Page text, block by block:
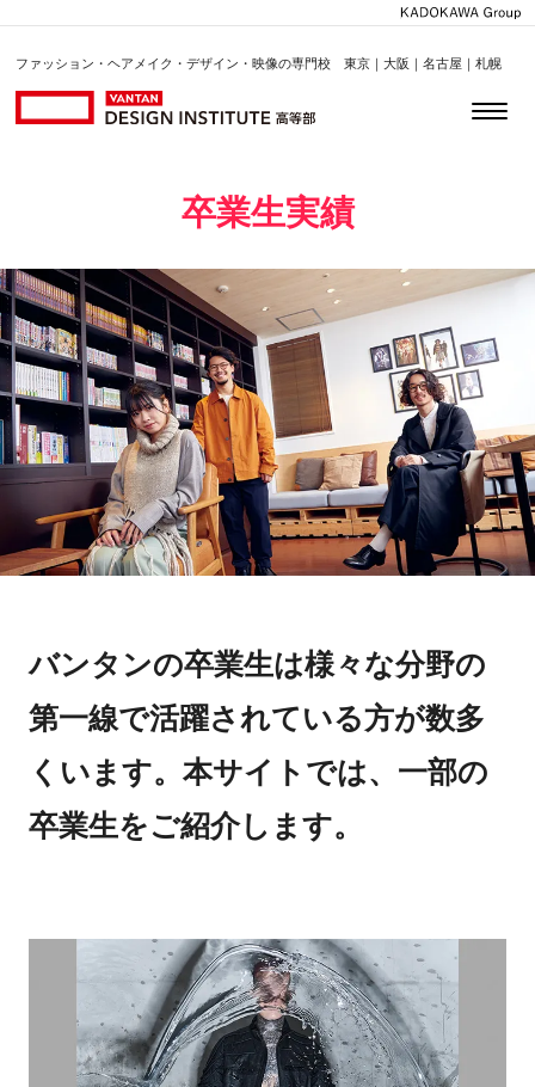
ファッション・ヘアメイク・デザイン・映像の専門校 東京｜大阪｜名古屋｜札幌
卒業生実績
バンタンの卒業生は様々な分野の
第一線で活躍されている方が数多
くいます。本サイトでは、一部の
卒業生をご紹介します。